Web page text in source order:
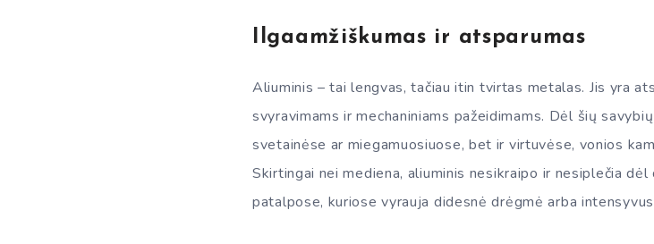
Ilgaamžiškumas ir atsparumas
Aliuminis – tai lengvas, tačiau itin tvirtas metalas. Jis yra
svyravimams ir mechaniniams pažeidimams. Dėl šių
svetainėse ar miegamuosiuose, bet ir virtuvėse, vonios
Skirtingai nei mediena, aliuminis nesikraipo ir nesiplečia
patalpose, kuriose vyrauja didesnė drėgmė arba